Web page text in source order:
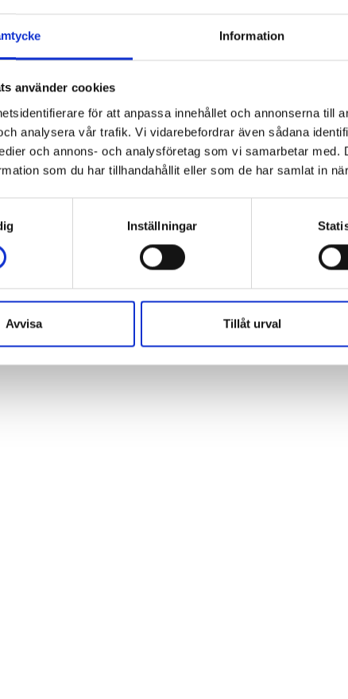
Information
använder cookies
för att anpassa innehållet och annonserna till
analysera vår trafik. Vi vidarebefordrar även sådana
och annons- och analysföretag som vi samarbetar
som du har tillhandahållit eller som de har samlat in
Inställningar
Avvisa Tillåt urval
vikariat